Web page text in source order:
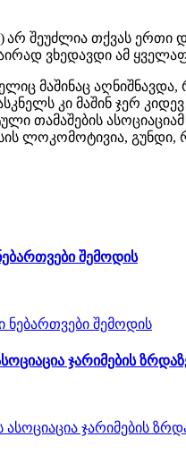
შეუძლია თქვას ერთი
ვხედავდი ამ
მაშინაც
კი მაშინ ჯერ
თამაშების
ლოკომოტივია,
შემოდის
ჯარიმების